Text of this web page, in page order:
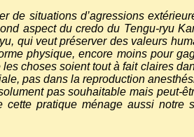
de situations d’agressions
aspect du credo du Tengu-ryu
qui veut préserver des valeurs
physique, encore moins pour
choses soient tout à fait claires
pas dans la reproduction
pas souhaitable mais peut-
cette pratique ménage aussi